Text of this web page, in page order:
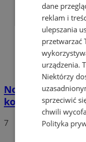
Nowy
komunalnych w
7
dane
reklam i
ulepszania
przetwarzać
urządzenia.
Niektórzy
sprzeciwić
chwili
Polityka